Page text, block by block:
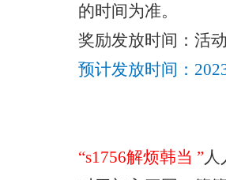
的时间为准。
奖励发放时间：活
预计发放时间：
“s1756解烦韩当”